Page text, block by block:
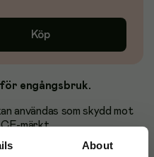
About
Köp
engångsbruk.
användas som skydd mot
märkt.